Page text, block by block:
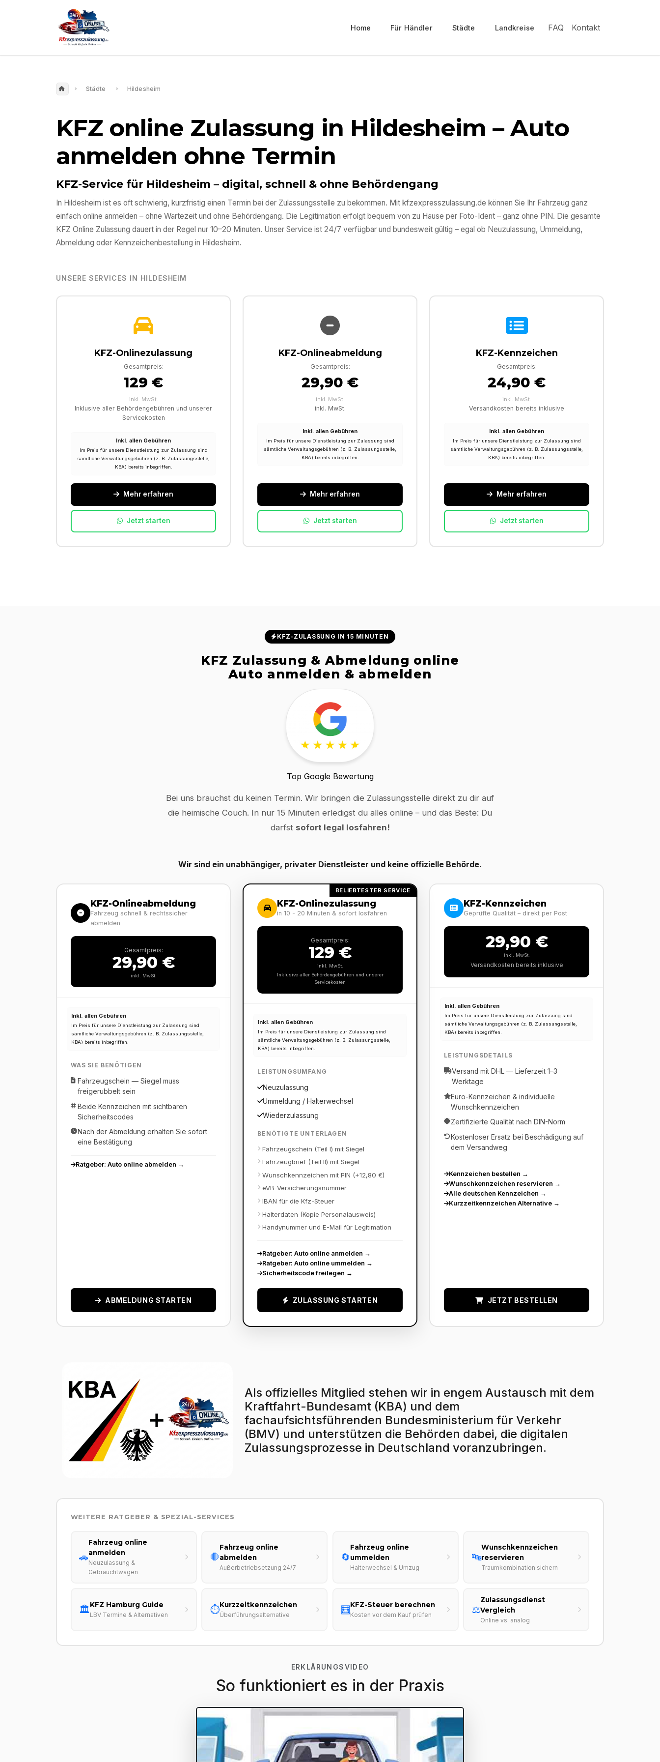
Home Für Händler Städte Landkreise FAQ Kontakt
Städte Hildesheim
KFZ online Zulassung in Hildesheim – Auto
anmelden ohne Termin
KFZ-Service für Hildesheim – digital, schnell & ohne Behördengang
In Hildesheim ist es oft schwierig, kurzfristig einen Termin bei der Zulassungsstelle zu bekommen. Mit kfzexpresszulassung.de können Sie Ihr Fahrzeug ganz
einfach online anmelden – ohne Wartezeit und ohne Behördengang. Die Legitimation erfolgt bequem von zu Hause per Foto-Ident – ganz ohne PIN. Die gesamte
KFZ Online Zulassung dauert in der Regel nur 10–20 Minuten. Unser Service ist 24/7 verfügbar und bundesweit gültig – egal ob Neuzulassung, Ummeldung,
Abmeldung oder Kennzeichenbestellung in Hildesheim.
UNSERE SERVICES IN HILDESHEIM
KFZ-Onlinezulassung
Gesamtpreis:
129 €
inkl. MwSt.
Inklusive aller Behördengebühren und unserer
Servicekosten
Inkl. allen Gebühren
Im Preis für unsere Dienstleistung zur Zulassung sind
sämtliche Verwaltungsgebühren (z. B. Zulassungsstelle,
KBA) bereits inbegriffen.
Mehr erfahren
Jetzt starten
KFZ-Onlineabmeldung
Gesamtpreis:
29,90 €
inkl. MwSt.
inkl. MwSt.
Inkl. allen Gebühren
Im Preis für unsere Dienstleistung zur Zulassung sind
sämtliche Verwaltungsgebühren (z. B. Zulassungsstelle,
KBA) bereits inbegriffen.
Mehr erfahren
Jetzt starten
KFZ-Kennzeichen
Gesamtpreis:
24,90 €
inkl. MwSt.
Versandkosten bereits inklusive
Inkl. allen Gebühren
Im Preis für unsere Dienstleistung zur Zulassung sind
sämtliche Verwaltungsgebühren (z. B. Zulassungsstelle,
KBA) bereits inbegriffen.
Mehr erfahren
Jetzt starten
KFZ-ZULASSUNG IN 15 MINUTEN
KFZ Zulassung & Abmeldung online
Auto anmelden & abmelden
Top Google Bewertung
Bei uns brauchst du keinen Termin. Wir bringen die Zulassungsstelle direkt zu dir auf
die heimische Couch. In nur 15 Minuten erledigst du alles online – und das Beste: Du
darfst sofort legal losfahren!
Wir sind ein unabhängiger, privater Dienstleister und keine offizielle Behörde.
KFZ-Onlineabmeldung
Fahrzeug schnell & rechtssicher
abmelden
Gesamtpreis:
29,90 €
inkl. MwSt.
Inkl. allen Gebühren
Im Preis für unsere Dienstleistung zur Zulassung sind
sämtliche Verwaltungsgebühren (z. B. Zulassungsstelle,
KBA) bereits inbegriffen.
WAS SIE BENÖTIGEN
Fahrzeugschein — Siegel muss
freigerubbelt sein
Beide Kennzeichen mit sichtbaren
Sicherheitscodes
Nach der Abmeldung erhalten Sie sofort
eine Bestätigung
Ratgeber: Auto online abmelden →
ABMELDUNG STARTEN
BELIEBTESTER SERVICE
KFZ-Onlinezulassung
in 10 - 20 Minuten & sofort losfahren
Gesamtpreis:
129 €
inkl. MwSt.
Inklusive aller Behördengebühren und unserer
Servicekosten
Inkl. allen Gebühren
Im Preis für unsere Dienstleistung zur Zulassung sind
sämtliche Verwaltungsgebühren (z. B. Zulassungsstelle,
KBA) bereits inbegriffen.
LEISTUNGSUMFANG
Neuzulassung
Ummeldung / Halterwechsel
Wiederzulassung
BENÖTIGTE UNTERLAGEN
Fahrzeugschein (Teil I) mit Siegel
Fahrzeugbrief (Teil II) mit Siegel
Wunschkennzeichen mit PIN (+12,80 €)
eVB-Versicherungsnummer
IBAN für die Kfz-Steuer
Halterdaten (Kopie Personalausweis)
Handynummer und E-Mail für Legitimation
Ratgeber: Auto online anmelden →
Ratgeber: Auto online ummelden →
Sicherheitscode freilegen →
ZULASSUNG STARTEN
KFZ-Kennzeichen
Geprüfte Qualität – direkt per Post
29,90 €
inkl. MwSt.
Versandkosten bereits inklusive
Inkl. allen Gebühren
Im Preis für unsere Dienstleistung zur Zulassung sind
sämtliche Verwaltungsgebühren (z. B. Zulassungsstelle,
KBA) bereits inbegriffen.
LEISTUNGSDETAILS
Versand mit DHL — Lieferzeit 1–3
Werktage
Euro-Kennzeichen & individuelle
Wunschkennzeichen
Zertifizierte Qualität nach DIN-Norm
Kostenloser Ersatz bei Beschädigung auf
dem Versandweg
Kennzeichen bestellen →
Wunschkennzeichen reservieren →
Alle deutschen Kennzeichen →
Kurzzeitkennzeichen Alternative →
JETZT BESTELLEN
Als offizielles Mitglied stehen wir in engem Austausch mit dem
Kraftfahrt-Bundesamt (KBA) und dem
fachaufsichtsführenden Bundesministerium für Verkehr
(BMV) und unterstützen die Behörden dabei, die digitalen
Zulassungsprozesse in Deutschland voranzubringen.
WEITERE RATGEBER & SPEZIAL-SERVICES
🚗
Fahrzeug online
anmelden
Neuzulassung &
Gebrauchtwagen
🛑
Fahrzeug online
abmelden
Außerbetriebsetzung 24/7
🔄
Fahrzeug online
ummelden
Halterwechsel & Umzug
🔤
Wunschkennzeichen
reservieren
Traumkombination sichern
🏛️KFZ Hamburg Guide
LBV Termine & Alternativen ⏱️Kurzzeitkennzeichen
Überführungsalternative 🧮KFZ-Steuer berechnen
Kosten vor dem Kauf prüfen ⚖️
Zulassungsdienst
Vergleich
Online vs. analog
ERKLÄRUNGSVIDEO
So funktioniert es in der Praxis